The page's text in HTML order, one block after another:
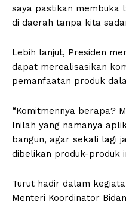
saya pastikan membuka
di daerah tanpa kita
Lebih lanjut, Presiden
dapat merealisasikan
pemanfaatan produk
“Komitmennya berapa?
Inilah yang namanya
bangun, agar sekali lagi
dibelikan produk-produk
Turut hadir dalam
Menteri Koordinator